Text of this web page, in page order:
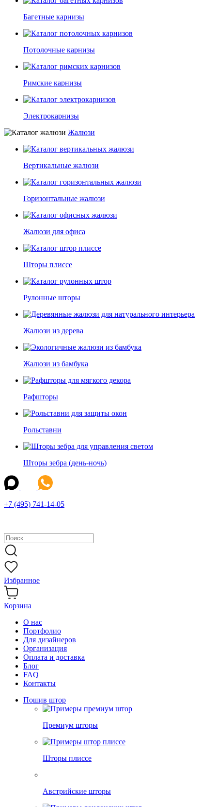
Багетные карнизы
Потолочные карнизы
Римские карнизы
Электрокарнизы
Жалюзи
Вертикальные жалюзи
Горизонтальные жалюзи
Жалюзи для офиса
Шторы плиссе
Рулонные шторы
Жалюзи из дерева
Жалюзи из бамбука
Рафшторы
Рольставни
Шторы зебра (день-ночь)
+7 (495) 741-14-05
Избранное
Корзина
О нас
Портфолио
Для дизайнеров
Организация
Оплата и доставка
Блог
FAQ
Контакты
Пошив штор
Премиум шторы
Шторы плиссе
Австрийские шторы